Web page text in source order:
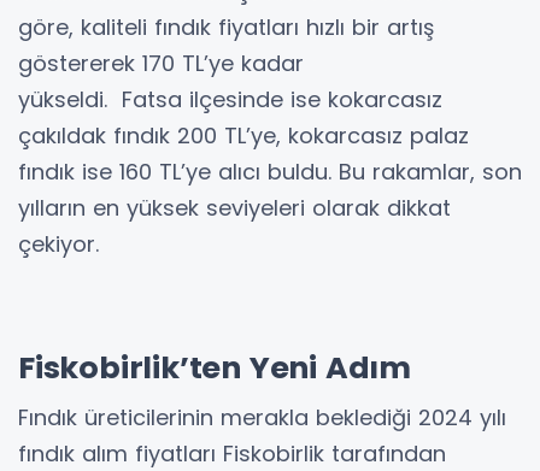
göre, kaliteli fındık fiyatları hızlı bir artış
göstererek 170 TL’ye kadar
yükseldi. Fatsa ilçesinde ise kokarcasız
çakıldak fındık 200 TL’ye, kokarcasız palaz
fındık ise 160 TL’ye alıcı buldu. Bu rakamlar, son
yılların en yüksek seviyeleri olarak dikkat
çekiyor.
Fiskobirlik’ten Yeni Adım
Fındık üreticilerinin merakla beklediği 2024 yılı
fındık alım fiyatları Fiskobirlik tarafından